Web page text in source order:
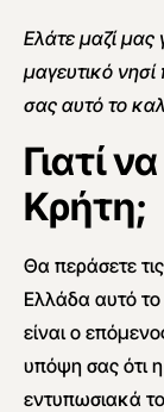
Ελάτε μαζί μας
μαγευτικό νησί
σας αυτό το
Γιατί
Κρήτη;
Θα περάσετε
Ελλάδα αυτό το
είναι ο
υπόψη σας ότι
εντυπωσιακά